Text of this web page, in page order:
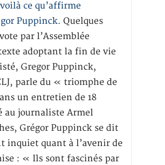
ce qu’affirme
Puppinck. Quelques
par l’Assemblée
adoptant la fin de vie
Gregor Puppinck,
parle du « triomphe de
un entretien de 18
au journaliste Armel
Grégor Puppinck se dit
inquiet quant à l’avenir de
: « Ils sont fascinés par